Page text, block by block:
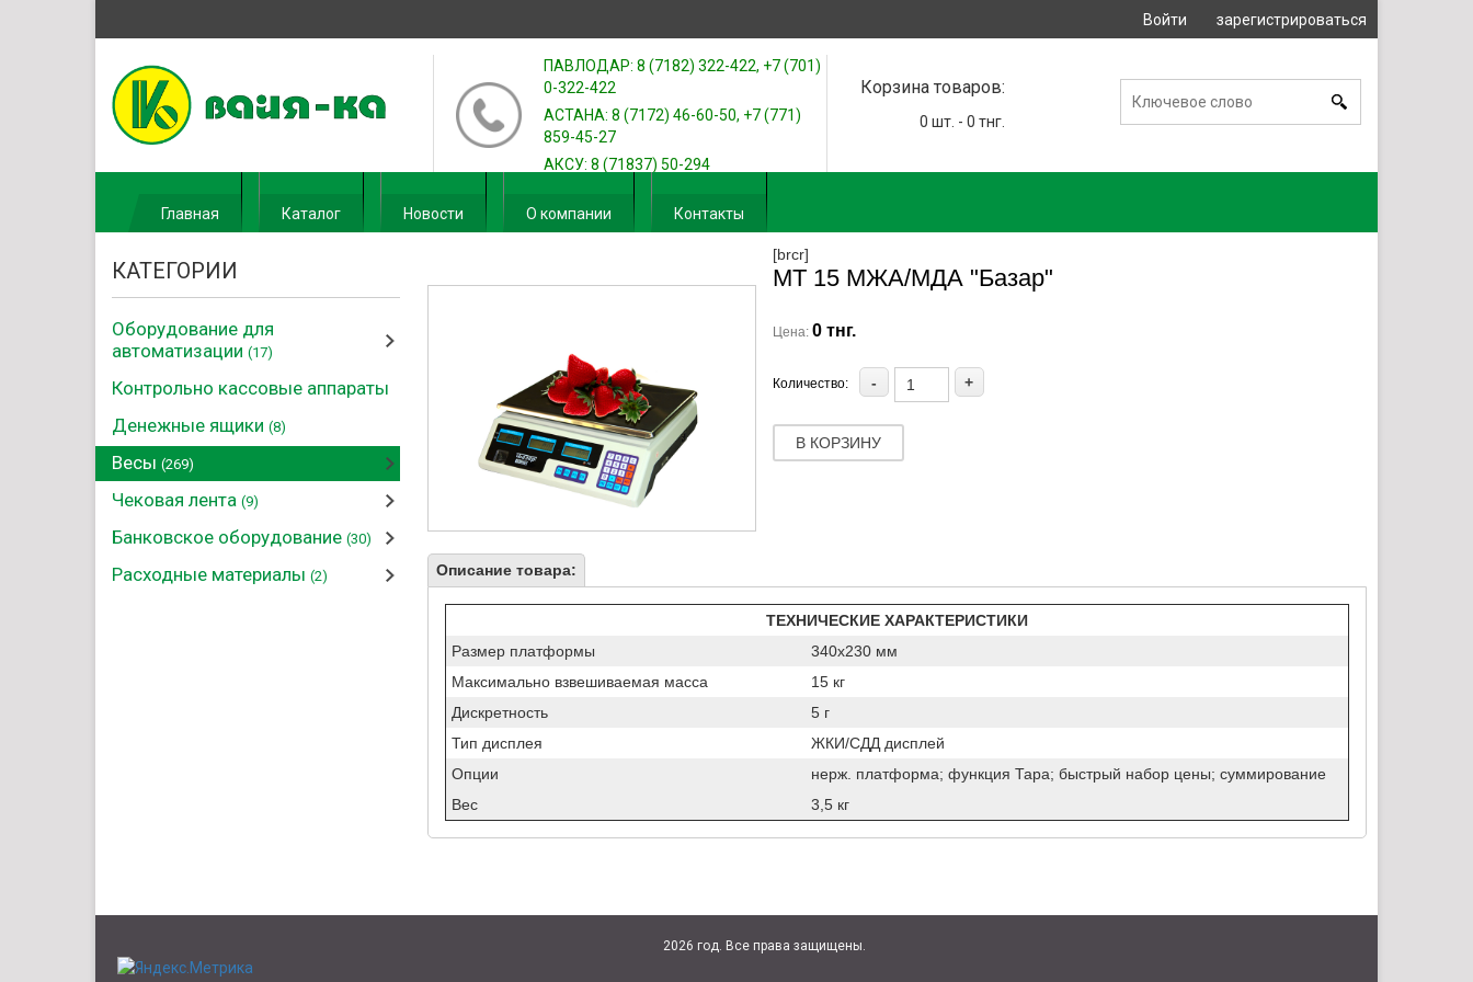
Войти зарегистрироваться
ПАВЛОДАР: 8 (7182) 322-422, +7 (701)
0-322-422
АСТАНА: 8 (7172) 46-60-50, +7 (771)
859-45-27
АКСУ: 8 (71837) 50-294
Корзина товаров:
0 шт. - 0 тнг.
Главная Каталог Новости О компании Контакты
КАТЕГОРИИ
Оборудование для
автоматизации (17)
Контрольно кассовые аппараты
Денежные ящики (8)
Весы (269)
Чековая лента (9)
Банковское оборудование (30)
Расходные материалы (2)
[brcr]
МТ 15 МЖА/МДА "Базар"
Цена: 0 тнг.
Количество: +
-
В КОРЗИНУ
Описание товара:
ТЕХНИЧЕСКИЕ ХАРАКТЕРИСТИКИ
Размер платформы
340х230 мм
Максимально взвешиваемая масса
15 кг
Дискретность
5 г
Тип дисплея
ЖКИ/СДД дисплей
Опции
нерж. платформа; функция Тара; быстрый набор цены; суммирование
Вес
3,5 кг
2026 год. Все права защищены.